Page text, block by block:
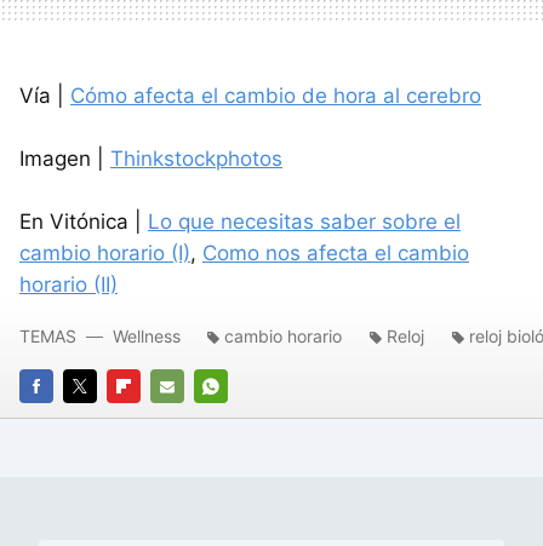
Vía | Cómo afecta el cambio de hora al cerebro
Imagen | Thinkstockphotos
En Vitónica | Lo que necesitas saber sobre el
cambio horario (I), Como nos afecta el cambio
horario (II)
FACEBOOK
TWITTERFLIPBOARD
E-
WHATSAPP
TEMAS Wellness cambio horario Reloj reloj